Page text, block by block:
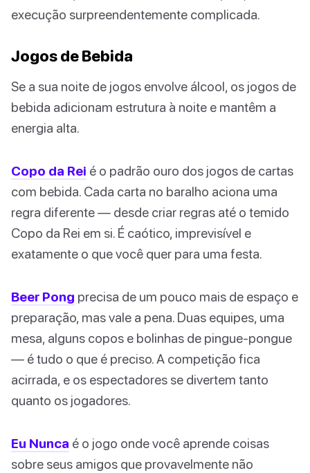
execução surpreendentemente complicada.
Jogos de Bebida
Se a sua noite de jogos envolve álcool, os jogos de
bebida adicionam estrutura à noite e mantêm a
energia alta.
Copo da Rei é o padrão ouro dos jogos de cartas
com bebida. Cada carta no baralho aciona uma
regra diferente — desde criar regras até o temido
Copo da Rei em si. É caótico, imprevisível e
exatamente o que você quer para uma festa.
Beer Pong precisa de um pouco mais de espaço e
preparação, mas vale a pena. Duas equipes, uma
mesa, alguns copos e bolinhas de pingue-pongue
— é tudo o que é preciso. A competição fica
acirrada, e os espectadores se divertem tanto
quanto os jogadores.
Eu Nunca é o jogo onde você aprende coisas
sobre seus amigos que provavelmente não